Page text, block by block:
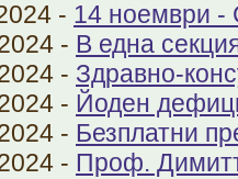
- 14 ноември -
- В една
- Здравно-
- Йоден
- Безплатни
- Проф.